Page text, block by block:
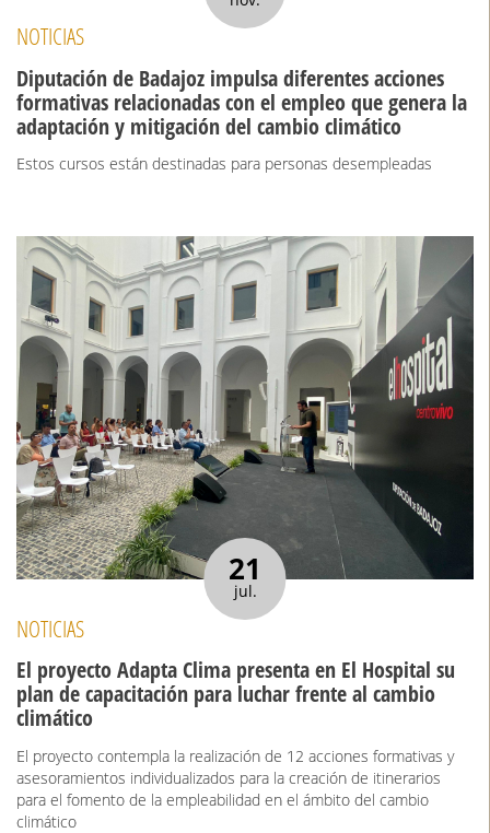
NOTICIAS
Diputación de Badajoz impulsa diferentes acciones
formativas relacionadas con el empleo que genera la
adaptación y mitigación del cambio climático
Estos cursos están destinadas para personas desempleadas
21
jul.
NOTICIAS
El proyecto Adapta Clima presenta en El Hospital su
plan de capacitación para luchar frente al cambio
climático
El proyecto contempla la realización de 12 acciones formativas y
asesoramientos individualizados para la creación de itinerarios
para el fomento de la empleabilidad en el ámbito del cambio
climático